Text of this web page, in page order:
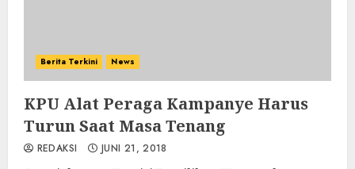
Berita Terkini News
KPU Alat Peraga Kampanye Harus
Turun Saat Masa Tenang
REDAKSI JUNI 21, 2018